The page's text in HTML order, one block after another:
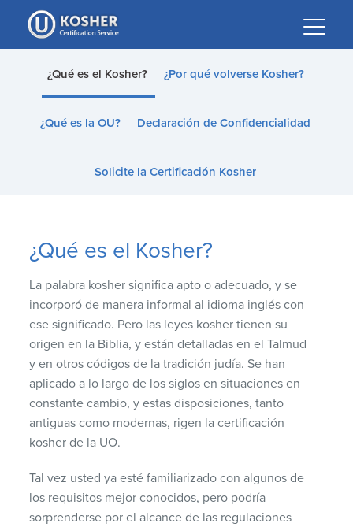
Please
note:
This
accessibility
¿Qué es el Kosher? ¿Por qué volverse Kosher?
¿Qué es la OU? Declaración de Confidencialidad
Solicite la Certificación Kosher
¿Qué es el Kosher?
La palabra kosher significa apto o adecuado, y se
incorporó de manera informal al idioma inglés con
ese significado. Pero las leyes kosher tienen su
origen en la Biblia, y están detalladas en el Talmud
y en otros códigos de la tradición judía. Se han
aplicado a lo largo de los siglos en situaciones en
constante cambio, y estas disposiciones, tanto
antiguas como modernas, rigen la certificación
kosher de la UO.
Tal vez usted ya esté familiarizado con algunos de
los requisitos mejor conocidos, pero podría
sorprenderse por el alcance de las regulaciones